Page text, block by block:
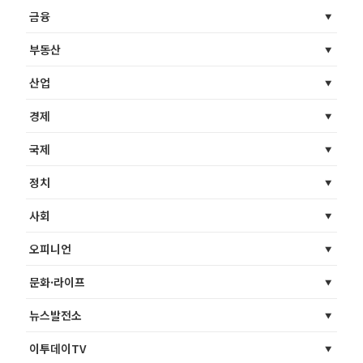
금융
부동산
산업
경제
국제
정치
사회
오피니언
문화·라이프
뉴스발전소
이투데이TV